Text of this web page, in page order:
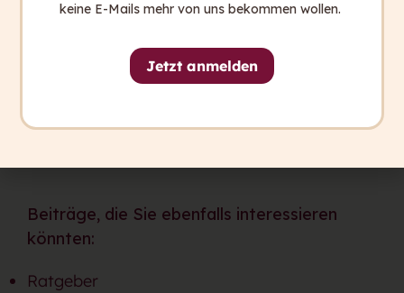
Übersetzerin bei capito.
capito ist der Marktführer im
Information.
Beiträge, die Sie ebenfalls interessieren
könnten:
Ratgeber
keine E-Mails mehr von uns bekommen wollen.
Jetzt anmelden